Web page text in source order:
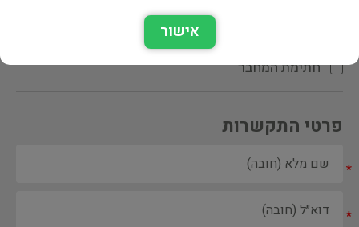
הקדשת המחבר\המתרגם
חתימת המחבר
פרטי התקשרות
*
*
אישור